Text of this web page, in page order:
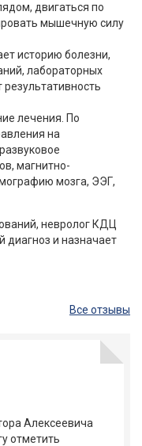
двигаться по
мышечную силу
историю болезни,
лабораторных
лечения. По
на
магнитно-
мозга, ЭЭГ,
невролог КДЦ
диагноз и назначает
Все отзывы
Алексеевича
отметить